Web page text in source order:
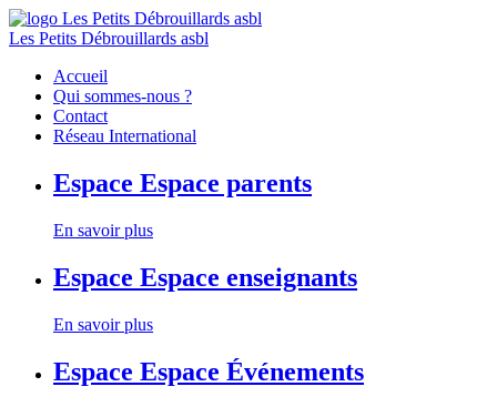
Les Petits Débrouillards asbl
Accueil
Qui sommes-nous ?
Contact
Réseau International
Espace Espace parents
En savoir plus
Espace Espace enseignants
En savoir plus
Espace Espace Événements